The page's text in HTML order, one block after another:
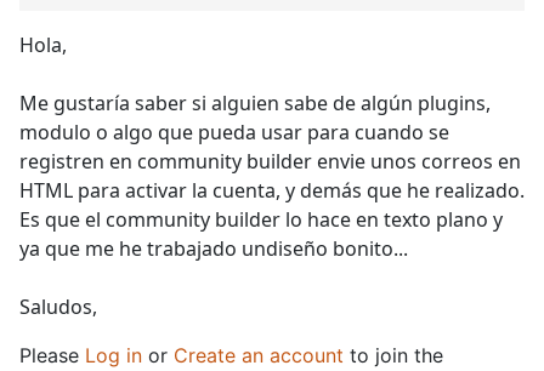
Hola,
Me gustaría saber si alguien sabe de algún plugins,
modulo o algo que pueda usar para cuando se
registren en community builder envie unos correos en
HTML para activar la cuenta, y demás que he realizado.
Es que el community builder lo hace en texto plano y
ya que me he trabajado undiseño bonito...
Saludos,
Please Log in or Create an account to join the